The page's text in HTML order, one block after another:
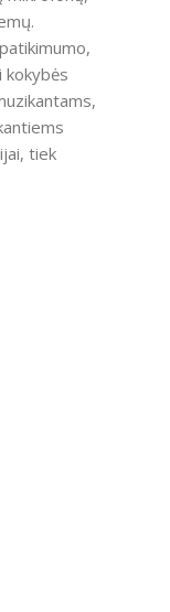
kokybės
tiek